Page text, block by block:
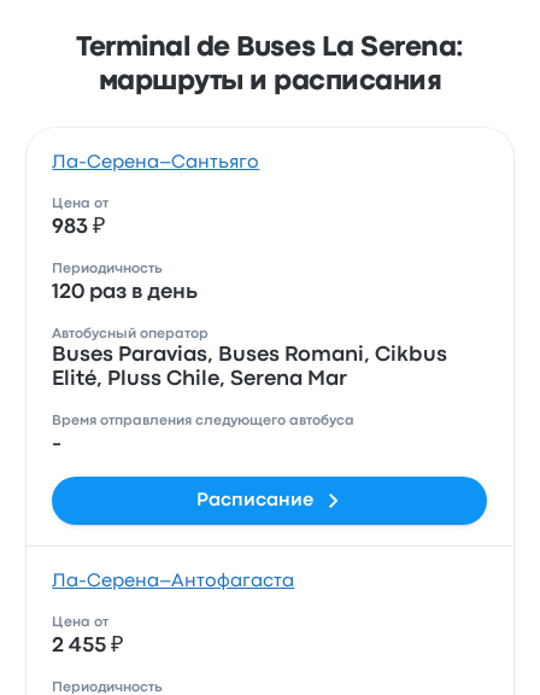
Terminal de Buses La Serena:
маршруты и расписания
Ла-Серена–Сантьяго
Цена от
983 ₽
Периодичность
120 раз в день
Автобусный оператор
Buses Paravias, Buses Romani, Cikbus
Elité, Pluss Chile, Serena Mar
Время отправления следующего автобуса
-
Расписание
Ла-Серена–Антофагаста
Цена от
2 455 ₽
Периодичность